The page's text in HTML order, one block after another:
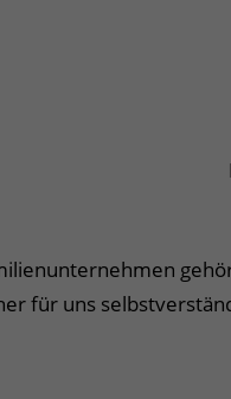
für uns